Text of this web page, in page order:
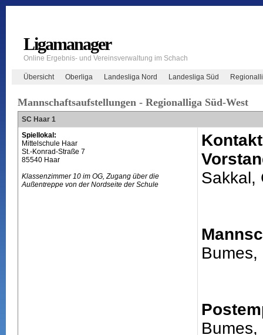
Ligamanager
Online Ergebnis- und Vereinsverwaltung im Schach
Übersicht Oberliga Landesliga Nord Landesliga Süd
Mannschaftsaufstellungen - Regionalliga Süd-West
SC Haar 1
Spiellokal:
Mittelschule Haar
St.-Konrad-Straße 7
85540 Haar
Klassenzimmer 10 im OG, Zugang über die
Außentreppe von der Nordseite der Schule
Sakkal,
Bumes,
Bumes,